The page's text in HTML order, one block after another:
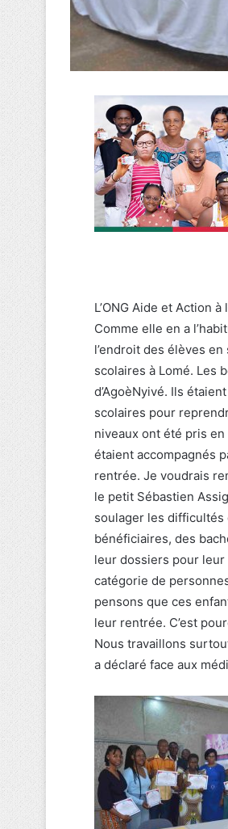
L’ONG Aide et Action
Comme elle en a
l’endroit des élèves
scolaires à Lomé. Les
d’AgoèNyivé. Ils
scolaires pour
niveaux ont été pris
étaient accompagnés
rentrée. Je voudrais
le petit Sébastien
soulager les
bénéficiaires, des
leur dossiers pour
catégorie de
pensons que ces
leur rentrée. C’est
Nous travaillons
a déclaré face aux